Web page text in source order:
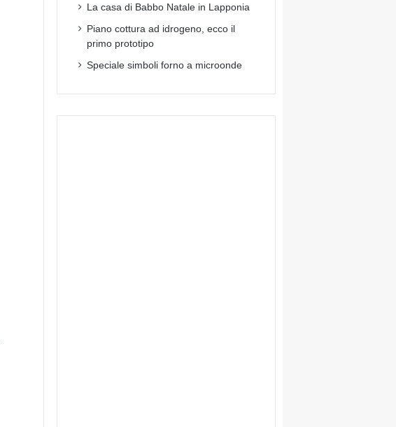
La casa di Babbo Natale in Lapponia
Piano cottura ad idrogeno, ecco il
primo prototipo
Speciale simboli forno a microonde